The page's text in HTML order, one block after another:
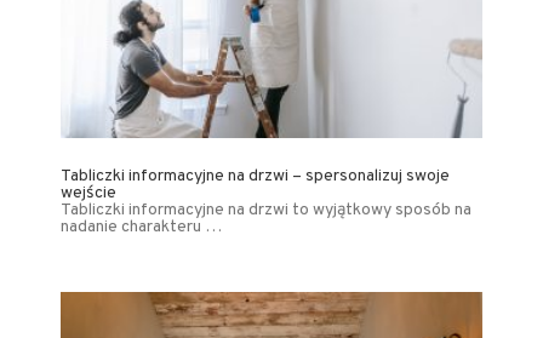
Tabliczki informacyjne na drzwi – spersonalizuj swoje
wejście
Tabliczki informacyjne na drzwi to wyjątkowy sposób na
nadanie charakteru …